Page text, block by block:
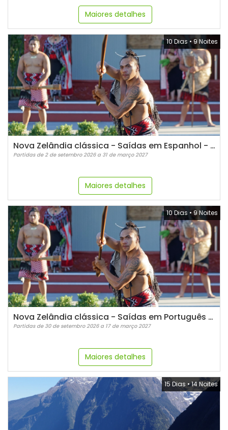
Maiores detalhes
10 Dias • 9 Noites
Nova Zelândia clássica - Saídas em Espanhol - 2026/2027
Partidas de 2 de setembro 2026 a 31 de março 2027
Maiores detalhes
10 Dias • 9 Noites
Nova Zelândia clássica - Saídas em Português - 2026/2027
Partidas de 30 de setembro 2026 a 17 de março 2027
Maiores detalhes
15 Dias •14 Noites